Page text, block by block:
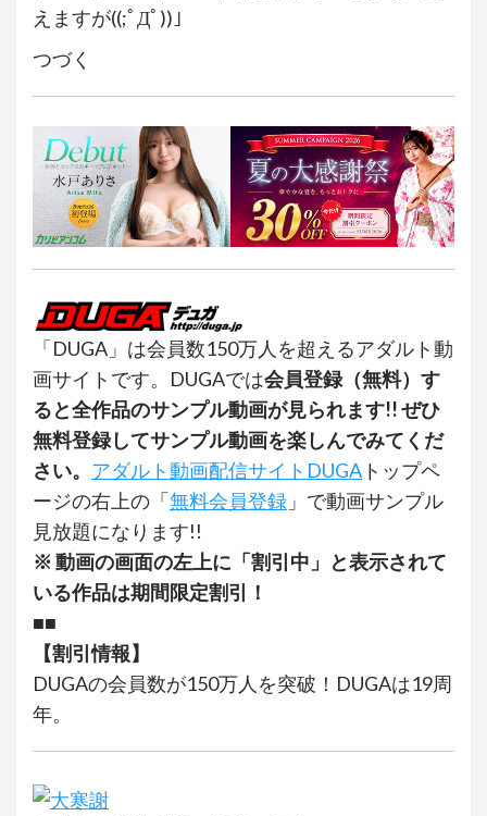
えますが((;ﾟДﾟ))」
つづく
「DUGA」は会員数150万人を超えるアダルト動
画サイトです。DUGAでは会員登録（無料）す
ると全作品のサンプル動画が見られます!! ぜひ
無料登録してサンプル動画を楽しんでみてくだ
さい。 アダルト動画配信サイトDUGA トップペ
ージの右上の「無料会員登録 」で動画サンプル
見放題になります!!
※ 動画の画面の左上に「割引中」と表示されて
いる作品は期間限定割引！
■■
【割引情報】
DUGAの会員数が150万人を突破！DUGAは19周
年。